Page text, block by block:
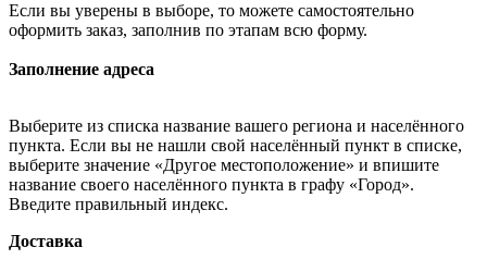
Если вы уверены в выборе, то можете самостоятельно
оформить заказ, заполнив по этапам всю форму.
Заполнение адреса
Выберите из списка название вашего региона и населённого
пункта. Если вы не нашли свой населённый пункт в списке,
выберите значение «Другое местоположение» и впишите
название своего населённого пункта в графу «Город».
Введите правильный индекс.
Доставка